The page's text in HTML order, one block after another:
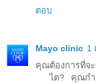
ตอบ
Mayo clinic 1
คุณต้องการที่จ
ไต? คุณกำลั